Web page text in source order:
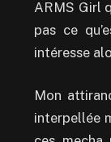
ARMS Girl
pas ce
intéresse
Mon
interpellée